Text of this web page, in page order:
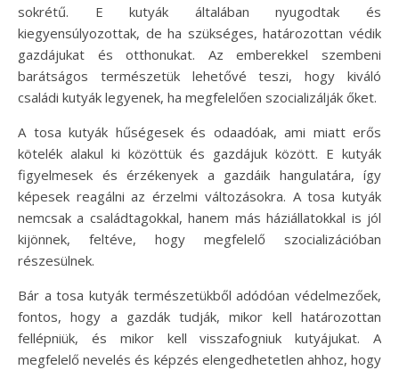
sokrétű. E kutyák általában nyugodtak és
kiegyensúlyozottak, de ha szükséges, határozottan védik
gazdájukat és otthonukat. Az emberekkel szembeni
barátságos természetük lehetővé teszi, hogy kiváló
családi kutyák legyenek, ha megfelelően szocializálják őket.
A tosa kutyák hűségesek és odaadóak, ami miatt erős
kötelék alakul ki közöttük és gazdájuk között. E kutyák
figyelmesek és érzékenyek a gazdáik hangulatára, így
képesek reagálni az érzelmi változásokra. A tosa kutyák
nemcsak a családtagokkal, hanem más háziállatokkal is jól
kijönnek, feltéve, hogy megfelelő szocializációban
részesülnek.
Bár a tosa kutyák természetükből adódóan védelmezőek,
fontos, hogy a gazdák tudják, mikor kell határozottan
fellépniük, és mikor kell visszafogniuk kutyájukat. A
megfelelő nevelés és képzés elengedhetetlen ahhoz, hogy